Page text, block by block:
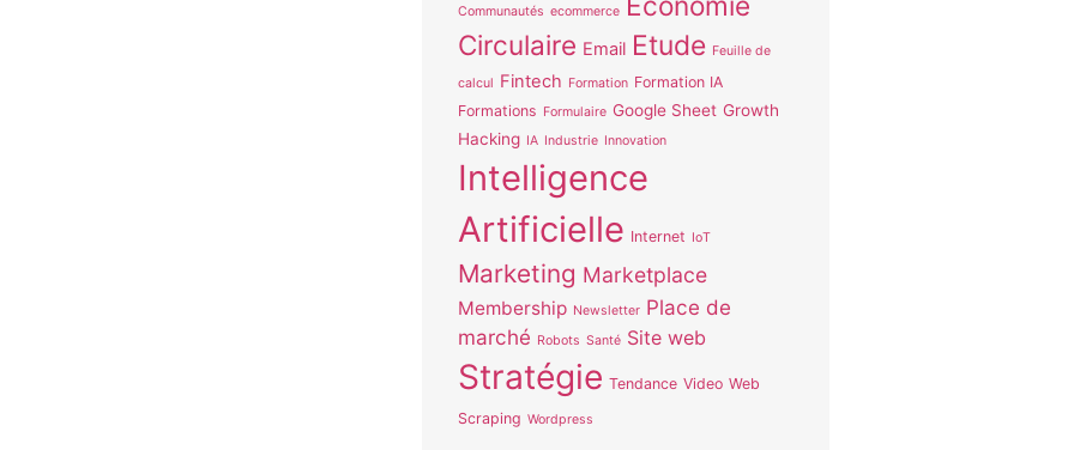
Communautés ecommerce
Circulaire Email Etude Feuille de
calcul Fintech Formation Formation IA
Formations Formulaire Google Sheet Growth
Hacking IA Industrie Innovation
Intelligence
Artificielle Internet IoT
Marketing Marketplace
Membership Newsletter Place de
marché Robots Santé Site web
Stratégie Tendance Video Web
Scraping Wordpress